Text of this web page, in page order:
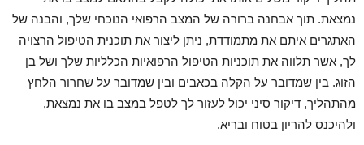
נמצאת. תוך אבחנה ברורה של המצב הרפואי הנוכחי שלך, והבנה של
האתגרים איתם את מתמודדת, ניתן ליצור את תוכנית הטיפול הרצויה
לך, אשר תלווה את תוכניות הטיפול הרפואיות הכלליות שלך ושל בן
הזוג. בין שמדובר על הקלה בכאבים ובין שמדובר על שחרור הלחץ
מהתהליך, דיקור סיני יכול לעזור לך לטפל במצב בו את נמצאת,
ולהיכנס להריון בטוח ובריא.